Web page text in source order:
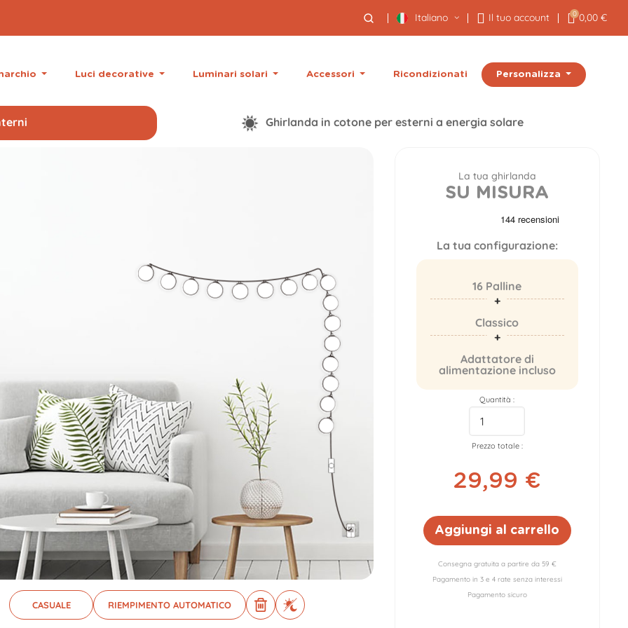
Italiano Il tuo account 0 0,00 €
Luci decorative Luminari solari Accessori Ricondizionati Personalizza
Ghirlanda in cotone per esterni a energia solare
CASUALE RIEMPIMENTO AUTOMATICO
La tua ghirlanda
SU MISURA
La tua configurazione:
16 Palline
Classico
Adattatore di
alimentazione incluso
Quantità :
Prezzo totale :
29,99 €
Aggiungi al carrello
Consegna gratuita a partire da 59 €
Pagamento in 3 e 4 rate senza interessi
Pagamento sicuro